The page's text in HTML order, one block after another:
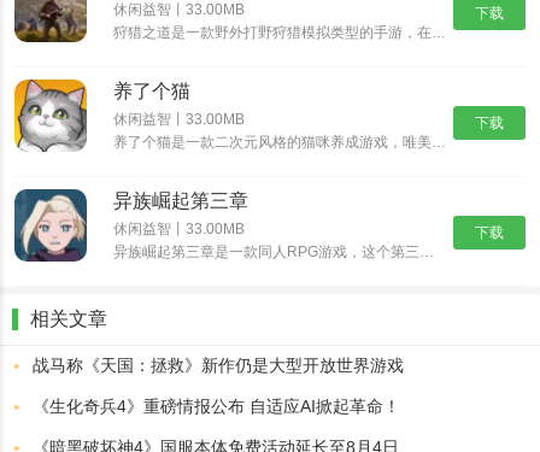
下载
休闲益智丨33.00MB
狩猎之道是一款野外打野狩猎模拟类型的手游，在狩猎之道中你将会进入到一片真实的树林野外开始属于你的狩猎之旅，游戏中有很多好玩的模式以及各种猛兽等你进行挑战。你需要根据不同猎物的习性来打造各种不同的陷......
下载
养了个猫
休闲益智丨33.00MB
养了个猫是一款二次元风格的猫咪养成游戏，唯美治愈系的二次元画风，搭配随性自由的萌宠养成玩法，与各种各样的可爱猫咪欢乐互动，解锁各种精彩的玩法内容，畅享舒爽无比的云养猫体验。养了个猫怎么买房子1、首......
下载
异族崛起第三章
休闲益智丨33.00MB
异族崛起第三章是一款同人RPG游戏，这个第三章新增更多忍术可以选择，我们可以看到角色也多了一些，异族崛起第三章可以在熟悉的地图自由的探索了，挑战副本获取奖励，后续的话还可以和NPC互动，所以异族崛......
相关文章
战马称《天国：拯救》新作仍是大型开放世界游戏
《生化奇兵4》重磅情报公布 自适应AI掀起革命！
《暗黑破坏神4》国服本体免费活动延长至8月4日